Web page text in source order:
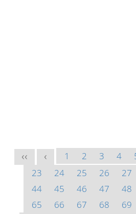
<< < 1 2 3 4
23
24 25 26 27
44
45 46 47 48
65
66 67 68 69